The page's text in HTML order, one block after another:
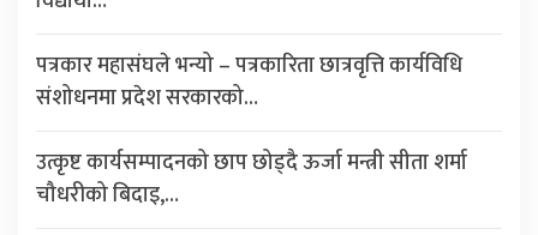
पत्रकार महासंघले भन्यो – पत्रकारिता छात्रवृत्ति कार्यविधि
संशोधनमा प्रदेश सरकारको…
उत्कृष्ट कार्यसम्पादनको छाप छोड्दै ऊर्जा मन्त्री सीता शर्मा
चौधरीको बिदाइ,…